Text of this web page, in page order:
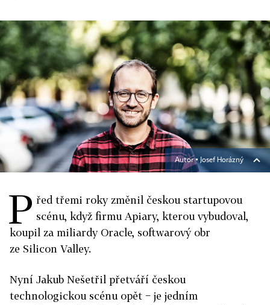
Autor ▪ Josef Horázný
P řed třemi roky změnil českou startupovou
scénu, když firmu Apiary, kterou vybudoval,
koupil za miliardy Oracle, softwarový obr
ze Silicon Valley.
Nyní Jakub Nešetřil přetváří českou
technologickou scénu opět − je jedním